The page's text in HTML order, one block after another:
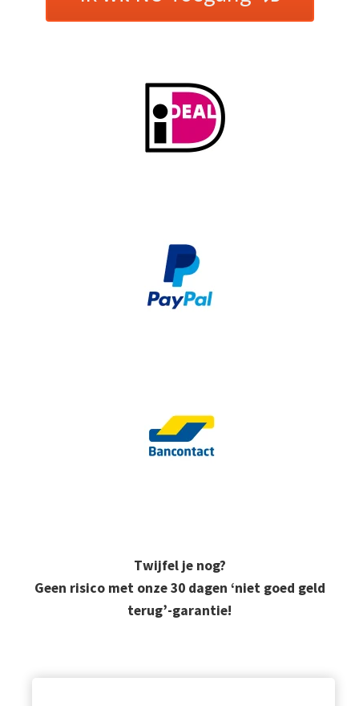
Twijfel je nog?
Geen risico met onze 30 dagen ‘niet goed geld
terug’-garantie!